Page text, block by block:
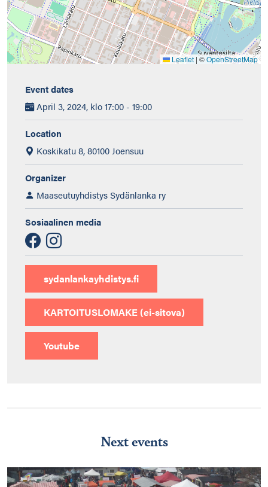
Leaflet |©OpenStreetMap
Event dates
April 3, 2024, klo 17:00 - 19:00
Location
Koskikatu 8, 80100 Joensuu
Organizer
Maaseutuyhdistys Sydänlanka ry
Sosiaalinen media
sydanlankayhdistys.fi
KARTOITUSLOMAKE (ei-sitova)
Youtube
Next events